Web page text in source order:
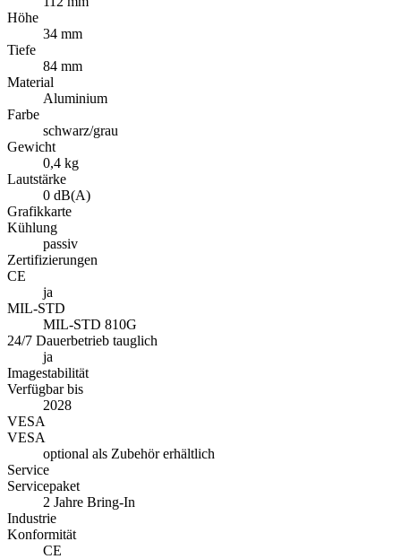
Höhe
34 mm
Tiefe
84 mm
Material
Aluminium
Farbe
schwarz/grau
Gewicht
0,4 kg
Lautstärke
0 dB(A)
Grafikkarte
Kühlung
passiv
Zertifizierungen
CE
ja
MIL-STD
MIL-STD 810G
24/7 Dauerbetrieb tauglich
ja
Imagestabilität
Verfügbar bis
2028
VESA
VESA
optional als Zubehör erhältlich
Service
Servicepaket
2 Jahre Bring-In
Industrie
Konformität
CE